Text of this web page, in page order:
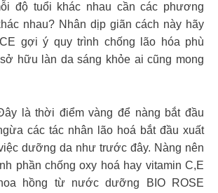
độ tuổi khác nhau cần các phương
nhau? Nhân dịp giãn cách này hãy
gợi ý quy trình chống lão hóa phù
hữu làn da sáng khỏe ai cũng mong
là thời điểm vàng để nàng bắt đầu
các tác nhân lão hoá bắt đầu xuất
dưỡng da như trước đây. Nàng nên
phần chống oxy hoá hay vitamin C,E
hồng từ nước dưỡng BIO ROSE